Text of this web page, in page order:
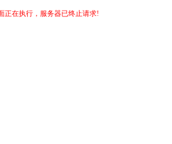
正在执行，服务器已终止请求!